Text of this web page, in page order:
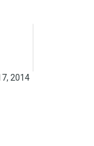
2014